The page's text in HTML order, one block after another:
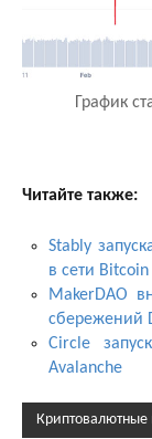
График
Читайте также:
Stably
в сети Bitcoin
MakerDAO
сбережений
Circle
Avalanche
Криптовалютные